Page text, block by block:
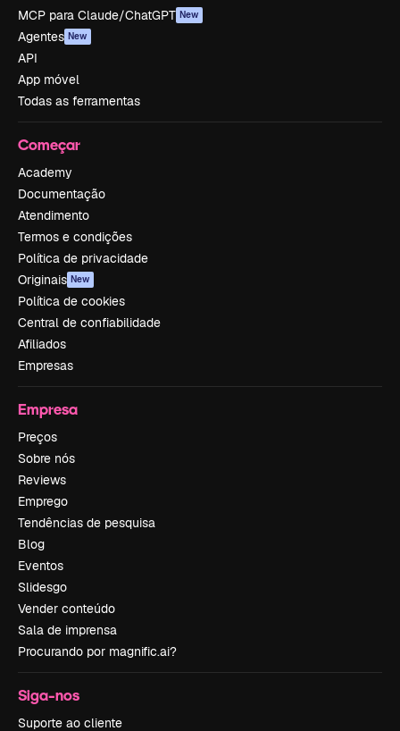
MCP para Claude/ChatGPT New
Agentes New
API
App móvel
Todas as ferramentas
Começar
Academy
Documentação
Atendimento
Termos e condições
Política de privacidade
Originais New
Política de cookies
Central de confiabilidade
Afiliados
Empresas
Empresa
Preços
Sobre nós
Reviews
Emprego
Tendências de pesquisa
Blog
Eventos
Slidesgo
Vender conteúdo
Sala de imprensa
Procurando por magnific.ai?
Siga-nos
Suporte ao cliente